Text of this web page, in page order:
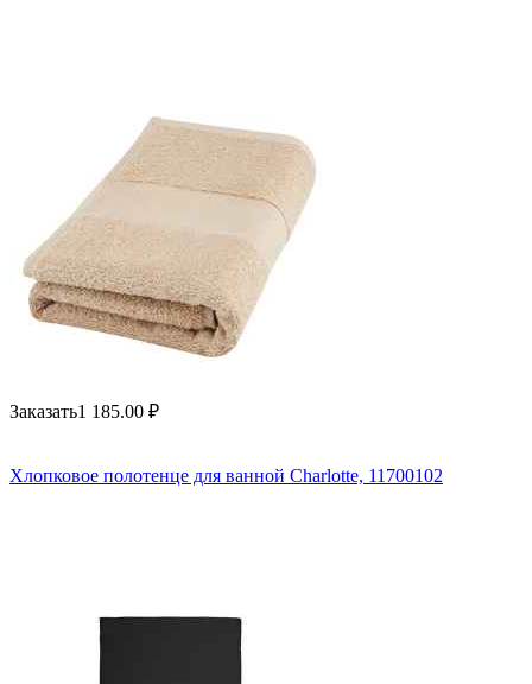
Заказать1 185.00 ₽
Хлопковое полотенце для ванной Charlotte, 11700102